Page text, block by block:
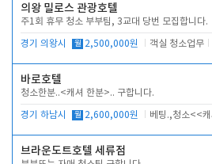
의왕 밀로스 관광호텔
주1회 휴무 청소 부부팀, 3교대 당번 모집합니다.
경기 의왕시 월 2,500,000원 객실 청소업무
바로호텔
청소한분..<캐셔 한분>.. 구합니다.
경기 하남시 월 2,600,000원
브라운도트호텔 세류점